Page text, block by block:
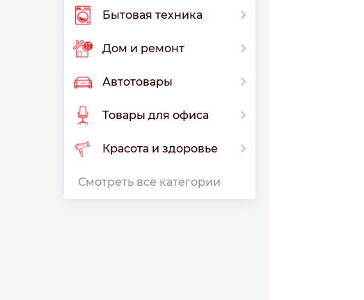
Бытовая техника
Дом и ремонт
Автотовары
Товары для офиса
Красота и здоровье
Смотреть все категории